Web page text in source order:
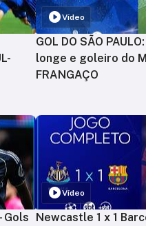
Vídeo
GOL DO SÃO
longe e goleiro do
FRANGAÇO
Gols
Vídeo
Newcastle 1 x 1